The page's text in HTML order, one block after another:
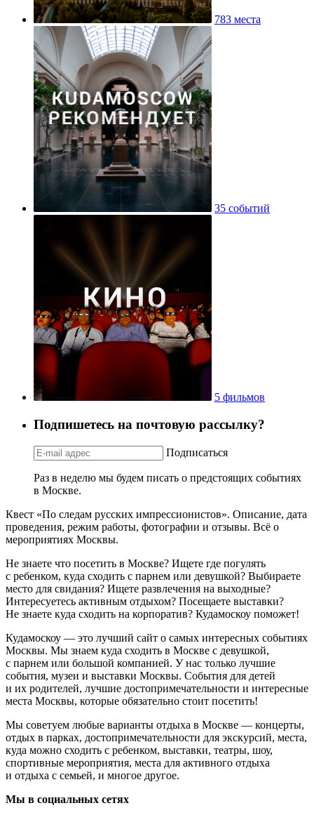
783 места
35 событий
5 фильмов
Подпишетесь на почтовую рассылку?
Подписаться
Раз в неделю мы будем писать о предстоящих событиях
в Москве.
Квест «По следам русских импрессионистов». Описание, дата
проведения, режим работы, фотографии и отзывы. Всё о
мероприятиях Москвы.
Не знаете что посетить в Москве? Ищете где погулять
с ребенком, куда сходить с парнем или девушкой? Выбираете
место для свидания? Ищете развлечения на выходные?
Интересуетесь активным отдыхом? Посещаете выставки?
Не знаете куда сходить на корпоратив? Кудамоскоу поможет!
Кудамоскоу — это лучший сайт о самых интересных событиях
Москвы. Мы знаем куда сходить в Москве с девушкой,
с парнем или большой компанией. У нас только лучшие
события, музеи и выставки Москвы. События для детей
и их родителей, лучшие достопримечательности и интересные
места Москвы, которые обязательно стоит посетить!
Мы советуем любые варианты отдыха в Москве — концерты,
отдых в парках, достопримечательности для экскурсий, места,
куда можно сходить с ребенком, выставки, театры, шоу,
спортивные мероприятия, места для активного отдыха
и отдыха с семьей, и многое другое.
Мы в социальных сетях